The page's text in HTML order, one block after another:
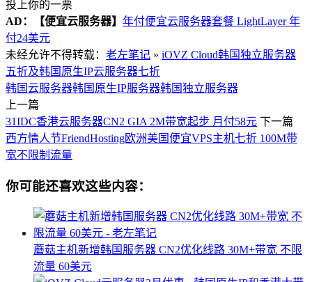
投上你的一票
AD：
【便宜云服务器】 年付便宜云服务器套餐 LightLayer 年
付24美元
未经允许不得转载： 老左笔记 » iOVZ Cloud韩国独立服务器
五折及韩国原生IP云服务器七折
韩国云服务器韩国原生IP服务器韩国独立服务器
上一篇
31IDC香港云服务器CN2 GIA 2M带宽起步 月付58元 下一篇
西方情人节FriendHosting欧洲美国便宜VPS主机七折 100M带
宽不限制流量
你可能还喜欢这些内容：
蘑菇主机新增韩国服务器 CN2优化线路 30M+带宽 不限
流量 60美元